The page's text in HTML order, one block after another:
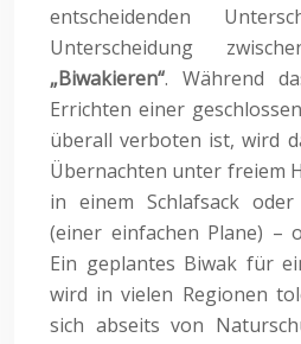
entscheidenden
Unterscheidung
„Biwakieren“. Während
Errichten einer
überall verboten ist, wird
Übernachten unter freiem
in einem Schlafsack
(einer einfachen Plane) –
Ein geplantes Biwak für
wird in vielen Regionen
sich abseits von